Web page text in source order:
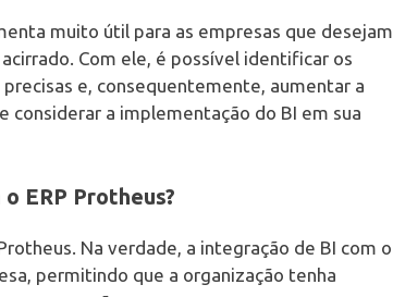
muito útil para as empresas que desejam
Com ele, é possível identificar os
e, consequentemente, aumentar a
a implementação do BI em sua
ERP Protheus?
Na verdade, a integração de BI com o
permitindo que a organização tenha